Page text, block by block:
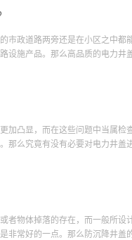
，然后发现可信赖的防沉降井
有相对高的要求，只有技能较
于乡村当中，还更多的应用于
会更多的选择这类防沉降井盖
，以及拥有相对较高服务态度
市政道路两旁还是在小区之中都
设施产品。那么高品质的电力井
金属物质，构造上面的简单也
这款产品的时候都是统一使用车
象。优势之二、防盗性能良好
品有一层更加深刻的认识，而
加凸显，而在这些问题中当属检
那么究竟有没有必要对电力井盖
塌陷情况都有可能会引发不必
查人员发现井盖的综合性能下降
的次数。其次、可以防止井盖
者物体掉落的存在，而一般所设
非常好的一点。那么防沉降井盖